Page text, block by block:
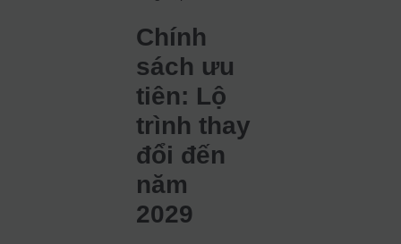
Chính
sách ưu
tiên: Lộ
trình thay
đổi đến
năm
2029